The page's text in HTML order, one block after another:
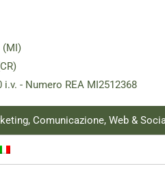
(MI)
i.v. - Numero REA MI2512368
Comunicazione, Web &